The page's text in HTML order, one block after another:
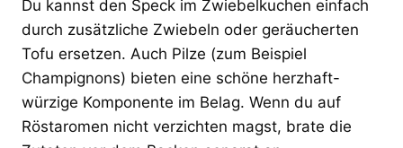
Du kannst den Speck im Zwiebelkuchen einfach
durch zusätzliche Zwiebeln oder geräucherten
Tofu ersetzen. Auch Pilze (zum Beispiel
Champignons) bieten eine schöne herzhaft-
würzige Komponente im Belag. Wenn du auf
Röstaromen nicht verzichten magst, brate die